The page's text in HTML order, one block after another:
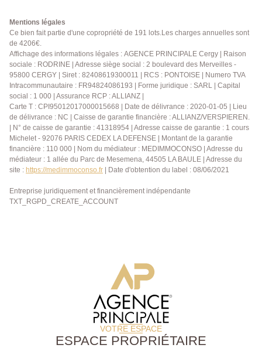
Mentions légales
Ce bien fait partie d'une copropriété de 191 lots.Les charges annuelles sont
de 4206€.
Affichage des informations légales : AGENCE PRINCIPALE Cergy | Raison
sociale : RODRINE | Adresse siège social : 2 boulevard des Merveilles -
95800 CERGY | Siret : 82408619300011 | RCS : PONTOISE | Numero TVA
Intracommunautaire : FR94824086193 | Forme juridique : SARL | Capital
social : 1 000 | Assurance RCP : ALLIANZ |
Carte T : CPI95012017000015668 | Date de délivrance : 2020-01-05 | Lieu
de délivrance : NC | Caisse de garantie financière : ALLIANZ/VERSPIEREN.
| N° de caisse de garantie : 41318954 | Adresse caisse de garantie : 1 cours
Michelet - 92076 PARIS CEDEX LA DEFENSE | Montant de la garantie
financière : 110 000 | Nom du médiateur : MEDIMMOCONSO | Adresse du
médiateur : 1 allée du Parc de Mesemena, 44505 LA BAULE | Adresse du
site : https://medimmoconso.fr | Date d'obtention du label : 08/06/2021
Entreprise juridiquement et financièrement indépendante
TXT_RGPD_CREATE_ACCOUNT
VOTRE ESPACE
ESPACE PROPRIÉTAIRE